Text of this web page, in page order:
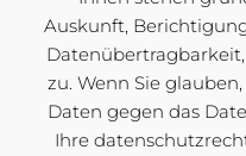
Auskunft,
zu. Wenn Sie
Daten gegen das
Ihre